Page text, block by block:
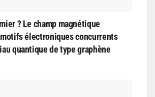
? Le champ magnétique
électroniques concurrents
quantique de type graphène